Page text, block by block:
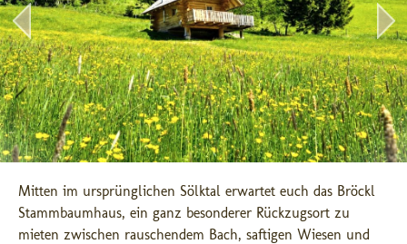
Mitten im ursprünglichen Sölktal erwartet euch das Bröckl
Stammbaumhaus, ein ganz besonderer Rückzugsort zu
mieten zwischen rauschendem Bach, saftigen Wiesen und